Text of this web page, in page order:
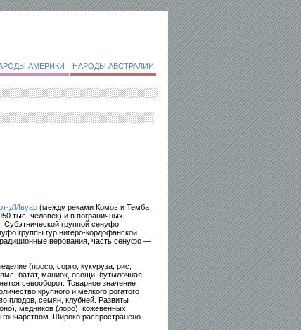
АМЕРИКИ НАРОДЫ АВСТРАЛИИ
д'Ивуар(между реками Комоэ и Темба,
тыс. человек) и в пограничных
группой сенуфо
группы гур нигеро-кордофанской
верования, часть сенуфо —
(просо, сорго, кукуруза, рис,
батат, маниок, овощи, бутылочная
севооборот. Товарное значение
крупного и мелкого рогатого
плодов, семян, клубней. Развиты
медников (лоро), кожевенных
Широко распространено